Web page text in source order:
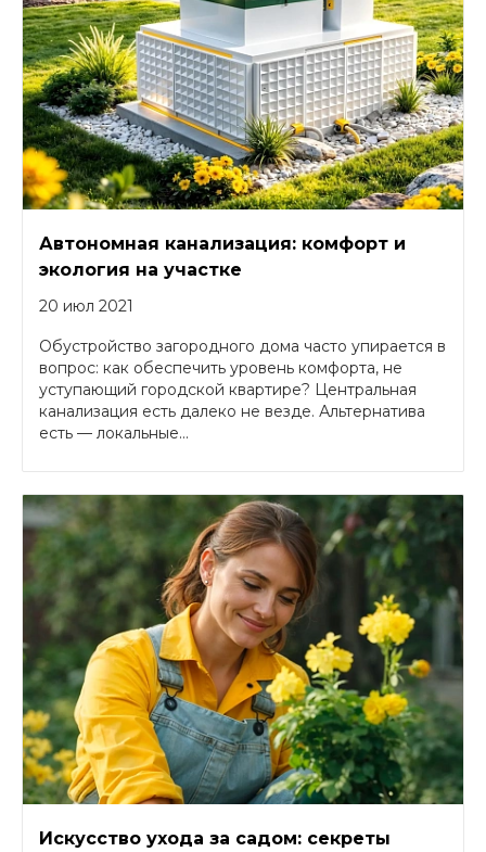
Автономная канализация: комфорт и
экология на участке
20 июл 2021
Обустройство загородного дома часто упирается в
вопрос: как обеспечить уровень комфорта, не
уступающий городской квартире? Центральная
канализация есть далеко не везде. Альтернатива
есть — локальные...
Искусство ухода за садом: секреты